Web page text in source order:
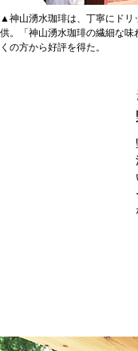
▲神山湧水珈琲は、丁寧にドリ
供。「神山湧水珈琲の繊細な味
くの方から好評を得た。